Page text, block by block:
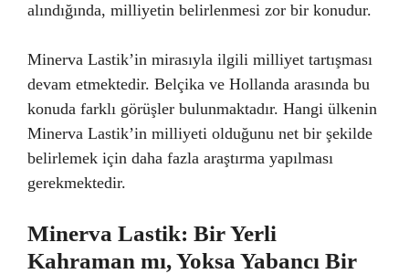
alındığında, milliyetin belirlenmesi zor bir konudur.
Minerva Lastik’in mirasıyla ilgili milliyet tartışması
devam etmektedir. Belçika ve Hollanda arasında bu
konuda farklı görüşler bulunmaktadır. Hangi ülkenin
Minerva Lastik’in milliyeti olduğunu net bir şekilde
belirlemek için daha fazla araştırma yapılması
gerekmektedir.
Minerva Lastik: Bir Yerli
Kahraman mı, Yoksa Yabancı Bir